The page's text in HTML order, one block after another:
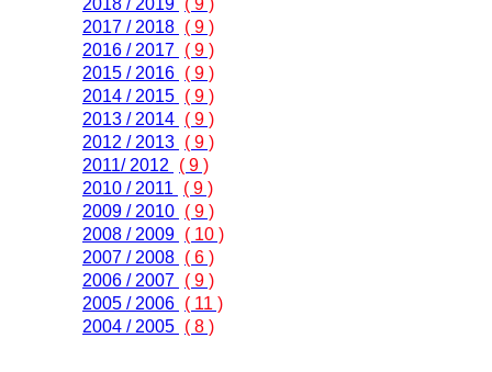
2018 / 2019 ( 9 )
2017 / 2018 ( 9 )
2016 / 2017 ( 9 )
2015 / 2016 ( 9 )
2014 / 2015 ( 9 )
2013 / 2014 ( 9 )
2012 / 2013 ( 9 )
2011/ 2012
( 9 )
2010 / 2011
( 9 )
2009 / 2010 ( 9 )
2008 / 2009 ( 10 )
2007 / 2008 ( 6 )
2006 / 2007 ( 9 )
2005 / 2006 ( 11 )
2004 / 2005 ( 8 )